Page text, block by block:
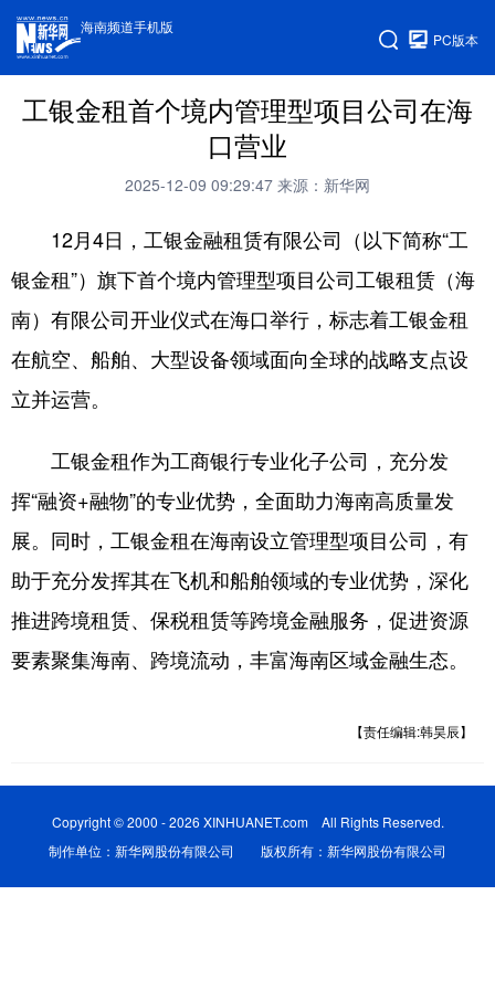
海南频道手机版
PC版本
工银金租首个境内管理型项目公司在海
口营业
2025-12-09 09:29:47 来源：新华网
12月4日，工银金融租赁有限公司（以下简称“工
银金租”）旗下首个境内管理型项目公司工银租赁（海
南）有限公司开业仪式在海口举行，标志着工银金租
在航空、船舶、大型设备领域面向全球的战略支点设
立并运营。
工银金租作为工商银行专业化子公司，充分发
挥“融资+融物”的专业优势，全面助力海南高质量发
展。同时，工银金租在海南设立管理型项目公司，有
助于充分发挥其在飞机和船舶领域的专业优势，深化
推进跨境租赁、保税租赁等跨境金融服务，促进资源
要素聚集海南、跨境流动，丰富海南区域金融生态。
【责任编辑:韩昊辰】
Copyright © 2000 - 2026 XINHUANET.com All Rights Reserved.
制作单位：新华网股份有限公司 版权所有：新华网股份有限公司